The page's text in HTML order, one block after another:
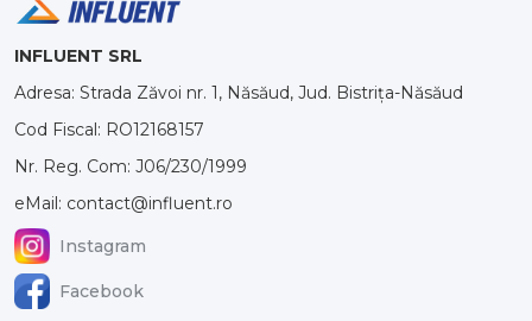
INFLUENT SRL
Adresa: Strada Zăvoi nr. 1, Năsăud, Jud. Bistrița-Năsăud
Cod Fiscal: RO12168157
Nr. Reg. Com: J06/230/1999
eMail: contact@influent.ro
Instagram
Facebook